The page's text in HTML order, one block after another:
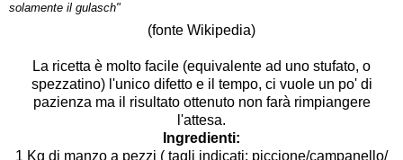
solamente il gulasch"
(fonte Wikipedia)
La ricetta è molto facile (equivalente ad uno stufato, o
spezzatino) l'unico difetto e il tempo, ci vuole un po' di
pazienza ma il risultato ottenuto non farà rimpiangere
l'attesa.
Ingredienti:
1 Kg di manzo a pezzi ( tagli indicati: piccione/campanello/